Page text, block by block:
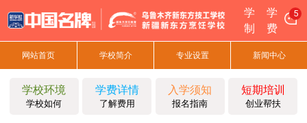
学
制
学
费
5
网站首页 学校简介 专业设置 新闻中心
学校环境
学校如何
学费详情
了解费用
入学须知
报名指南
短期培训
创业帮扶